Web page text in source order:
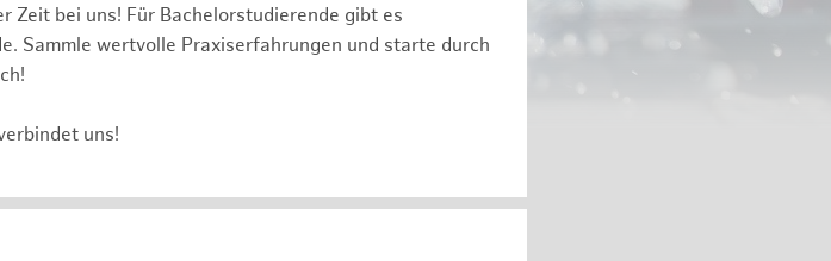
Zeit bei uns! Für Bachelorstudierende gibt es
Sammle wertvolle Praxiserfahrungen und starte durch
uns!